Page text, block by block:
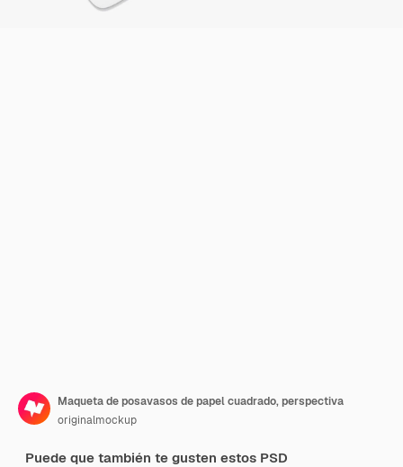
Maqueta de posavasos de papel cuadrado, perspectiva
originalmockup
Puede que también te gusten estos PSD